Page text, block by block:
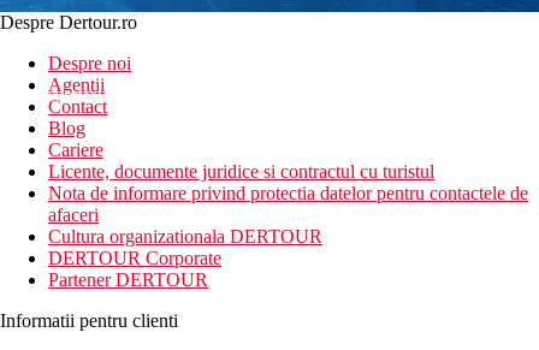
newsletter!
Despre Dertour.ro
Despre noi
Agentii
Contact
Blog
Cariere
Licente, documente juridice si contractul cu turistul
Nota de informare privind protectia datelor pentru contactele de
afaceri
Cultura organizationala DERTOUR
DERTOUR Corporate
Partener DERTOUR
Informatii pentru clienti